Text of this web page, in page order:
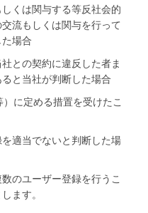
くは関与する等反社会的
流もしくは関与を行って
場合
との契約に違反した者ま
と当社が判断した場合
に定める措置を受けたこ
適当でないと判断した場
のユーザー登録を行うこ
ます。